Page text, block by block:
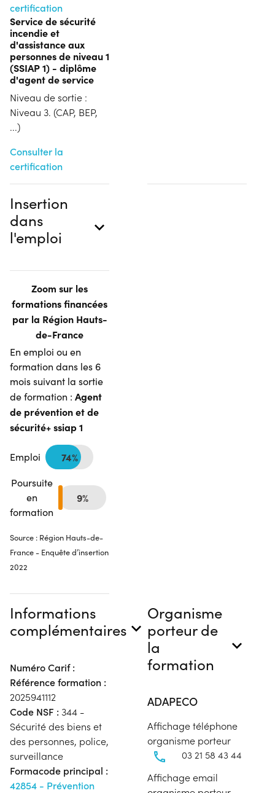
certification
Service de sécurité
incendie et
d'assistance aux
personnes de niveau 1
(SSIAP 1) - diplôme
d'agent de service
Niveau de sortie :
Niveau 3. (CAP, BEP,
...)
Consulter la
certification
Insertion
dans
l'emploi
Zoom sur les
formations financées
par la Région Hauts-
de-France
En emploi ou en
formation dans les 6
mois suivant la sortie
de formation : Agent
de prévention et de
sécurité+ ssiap 1
Emploi 74%
Poursuite
en
formation
9%
Source : Région Hauts-de-
France - Enquête d’insertion
2022
Informations
complémentaires
Numéro Carif :
Référence formation :
2025941112
Code NSF : 344 -
Sécurité des biens et
des personnes, police,
surveillance
Formacode principal :
42854 - Prévention
Organisme
porteur de
la
formation
ADAPECO
Affichage téléphone
organisme porteur
03 21 58 43 44
Affichage email